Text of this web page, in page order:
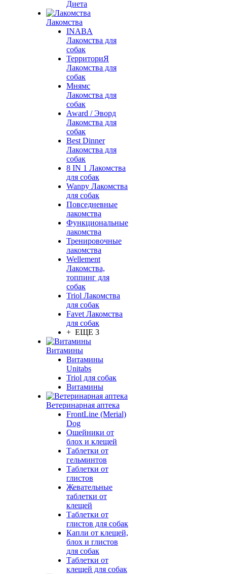
Диета
Лакомства
INABA
Лакомства для
собак
ТерриториЯ
Лакомства для
собак
Мнямс
Лакомства для
собак
Award / Эворд
Лакомства для
собак
Best Dinner
Лакомства для
собак
8 IN 1 Лакомства
для собак
Wanpy Лакомства
для собак
Повседневные
лакомства
Функциональные
лакомства
Тренировочные
лакомства
Wellement
Лакомства,
топпинг для
собак
Triol Лакомства
для собак
Favet Лакомства
для собак
+ ЕЩЕ 3
Витамины
Витамины
Unitabs
Triol для собак
Витамины
Ветеринарная аптека
FrontLine (Merial)
Dog
Ошейники от
блох и клещей
Таблетки от
гельминтов
Таблетки от
глистов
Жевательные
таблетки от
клещей
Таблетки от
глистов для собак
Капли от клещей,
блох и глистов
для собак
Таблетки от
клещей для собак